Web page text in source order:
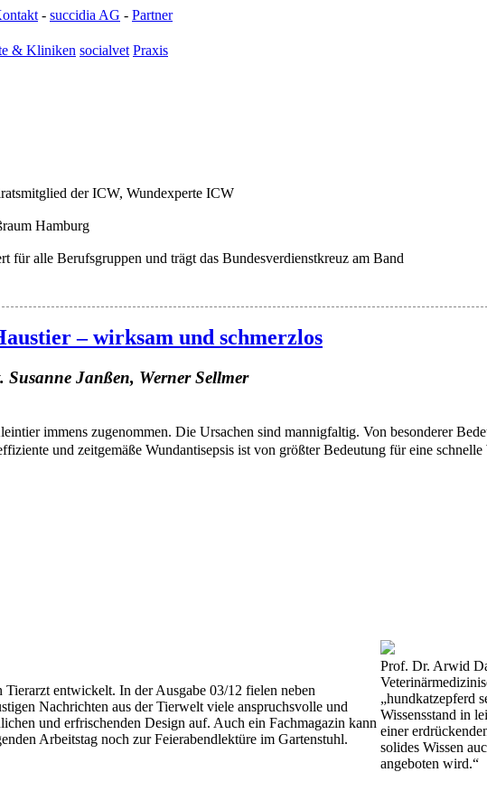
- succidia AG - Partner
& Kliniken socialvet Praxis
der ICW, Wundexperte ICW
Hamburg
für alle Berufsgruppen und trägt das Bundesverdienstkreuz am Band
– wirksam und schmerzlos
Susanne Janßen, Werner Sellmer
immens zugenommen. Die Ursachen sind mannigfaltig. Von besonderer
und zeitgemäße Wundantisepsis ist von größter Bedeutung für eine
entwickelt. In der Ausgabe 03/12 fielen neben
Nachrichten aus der Tierwelt viele anspruchsvolle und
und erfrischenden Design auf. Auch ein Fachmagazin kann
Arbeitstag noch zur Feierabendlektüre im Gartenstuhl.
Prof. Dr. Arwid
„hundkatzepferd
Wissensstand in
einer
solides Wissen
angeboten wird.“